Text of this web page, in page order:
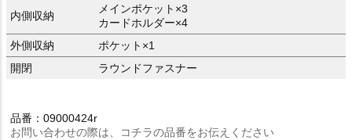
内側収納
メインポケット×3
カードホルダー×4
外側収納
ポケット×1
開閉
ラウンドファスナー
品番：09000424r
お問い合わせの際は、コチラの品番をお伝えください